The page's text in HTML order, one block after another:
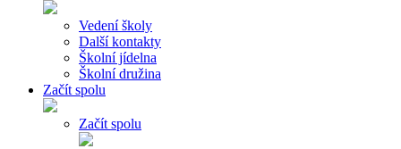
Vedení školy
Další kontakty
Školní jídelna
Školní družina
Začít spolu
Začít spolu